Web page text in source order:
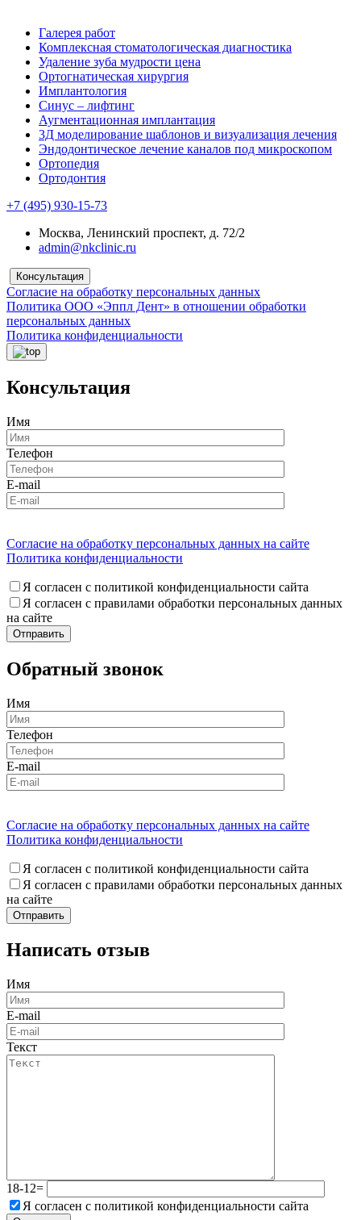
Галерея работ
Комплексная стоматологическая диагностика
Удаление зуба мудрости цена
Ортогнатическая хирургия
Имплантология
Синус – лифтинг
Аугментационная имплантация
3Д моделирование шаблонов и визуализация лечения
Эндодонтическое лечение каналов под микроскопом
Ортопедия
Ортодонтия
+7 (495) 930-15-73
Москва, Ленинский проспект, д. 72/2
admin@nkclinic.ru
Консультация
Согласие на обработку персональных данных
Политика ООО «Эппл Дент» в отношении обработки
персональных данных
Политика конфиденциальности
Консультация
Имя
Телефон
E-mail
Согласие на обработку персональных данных на сайте
Политика конфиденциальности
Я согласен с политикой конфиденциальности сайта
Я согласен с правилами обработки персональных данных
на сайте
Обратный звонок
Имя
Телефон
E-mail
Согласие на обработку персональных данных на сайте
Политика конфиденциальности
Я согласен с политикой конфиденциальности сайта
Я согласен с правилами обработки персональных данных
на сайте
Написать отзыв
Имя
E-mail
Текст
18-12=
Я согласен с политикой конфиденциальности сайта